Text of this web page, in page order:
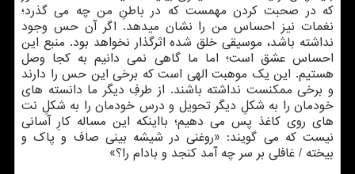
که در صحبت کردن مهمست که در باطنِ من چه می گذرد؛
نغمات نیز احساس من را نشان میدهد. اگر آن حس وجود
نداشته باشد، موسیقی خلق شده اثرگذار نخواهد بود. منبع این
احساس عشق است؛ اما ما گاهی نمی دانیم به کجا وصل
هستیم. این یک موهبت الهی است که برخی این حس را دارند
و برخی ممکنست نداشته باشند. از طرفِ دیگر ما دانسته های
خودمان را به شکلِ دیگر تحویل و درس خودمان را به شکلِ نت
های روی کاغذ پس می دهیم؛ بااینکه این مساله کارِ آسانی
نیست که می گویند: «روغنی در شیشه بینی صاف و پاک و
بیخته / غافلی بر سر چه آمد کنجد و بادام را؟»